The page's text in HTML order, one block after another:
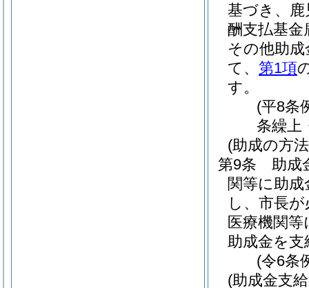
基づき、
酬支払基
その他助
て、 第1項
す。
(平8条
条繰上
(助成の方
第9条
助成
関等に助
し、市長
医療機関
助成金を
(令6条
(助成金支